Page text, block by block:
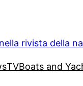
rivista della
TVBoats and